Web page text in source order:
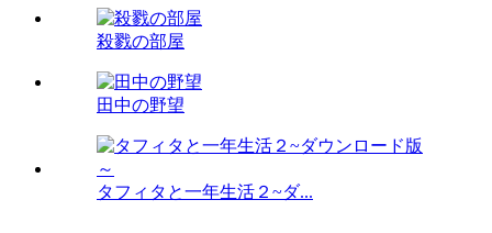
殺戮の部屋
田中の野望
タフィタと一年生活２~ダ...